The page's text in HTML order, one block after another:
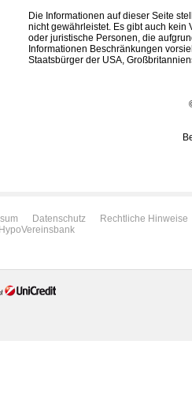
Die Informationen auf dieser Seite
nicht gewährleistet. Es gibt auch kein
oder juristische Personen, die
Informationen Beschränkungen
Staatsbürger der USA,
Datenschutz
Rechtliche Hinweise